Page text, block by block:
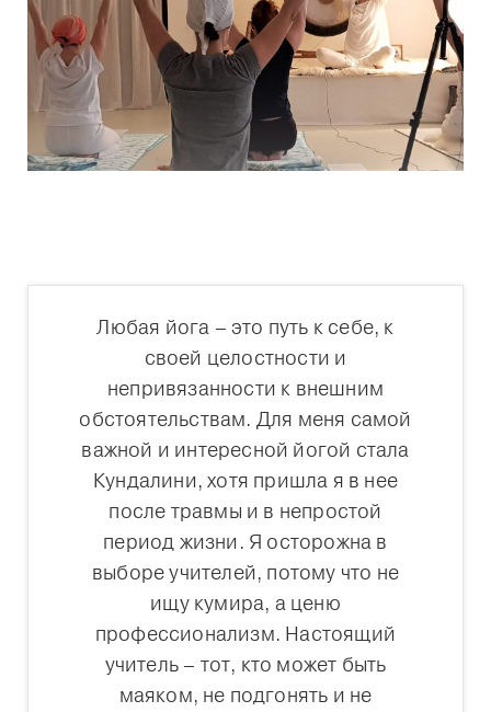
Любая йога – это путь к себе, к
своей целостности и
непривязанности к внешним
обстоятельствам. Для меня самой
важной и интересной йогой стала
Кундалини, хотя пришла я в нее
после травмы и в непростой
период жизни. Я осторожна в
выборе учителей, потому что не
ищу кумира, а ценю
профессионализм. Настоящий
учитель – тот, кто может быть
маяком, не подгонять и не